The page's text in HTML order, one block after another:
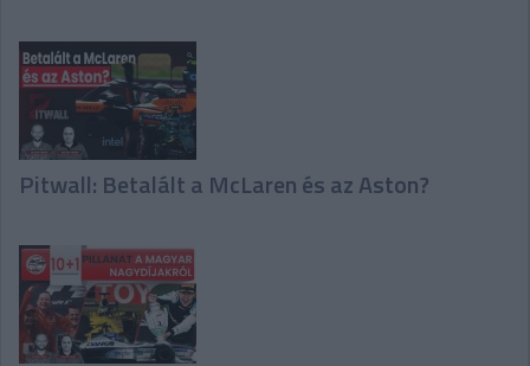
Pitwall: Betalált a McLaren és az Aston?